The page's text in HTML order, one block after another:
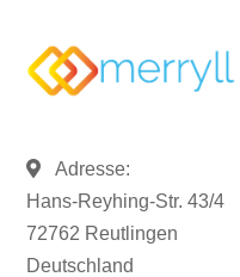
Adresse:
Hans-Reyhing-Str. 43/4
72762 Reutlingen
Deutschland